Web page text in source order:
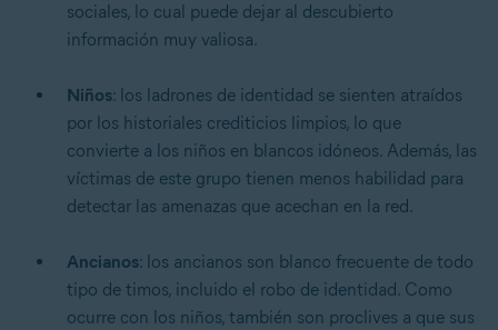
sociales, lo cual puede dejar al descubierto
información muy valiosa.
Niños: los ladrones de identidad se sienten atraídos
por los historiales crediticios limpios, lo que
convierte a los niños en blancos idóneos. Además, las
víctimas de este grupo tienen menos habilidad para
detectar las amenazas que acechan en la red.
Ancianos: los ancianos son blanco frecuente de todo
tipo de timos, incluido el robo de identidad. Como
ocurre con los niños, también son proclives a que sus